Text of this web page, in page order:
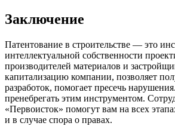
Заключение
Патентование в строительстве — это
интеллектуальной собственности
производителей материалов и
капитализацию компании, позволяет
разработок, помогает пресечь
пренебрегать этим инструментом.
«Первоисток» помогут вам на всех
и в случае спора о правах.